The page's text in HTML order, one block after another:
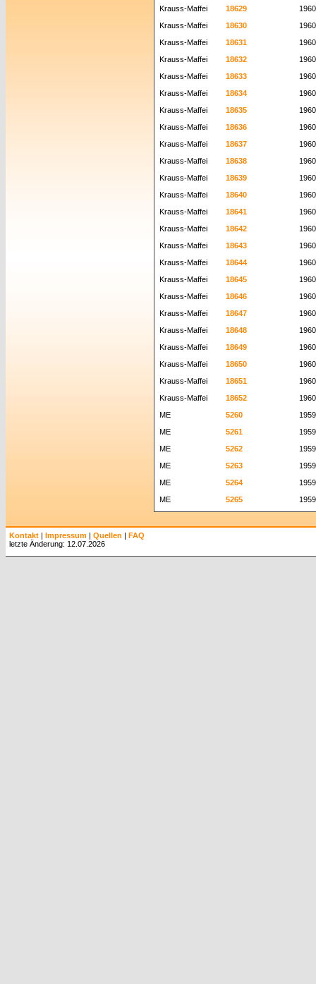
Krauss-Maffei
18629
1960
Krauss-Maffei
18630
1960
Krauss-Maffei
18631
1960
Krauss-Maffei
18632
1960
Krauss-Maffei
18633
1960
Krauss-Maffei
18634
1960
Krauss-Maffei
18635
1960
Krauss-Maffei
18636
1960
Krauss-Maffei
18637
1960
Krauss-Maffei
18638
1960
Krauss-Maffei
18639
1960
Krauss-Maffei
18640
1960
Krauss-Maffei
18641
1960
Krauss-Maffei
18642
1960
Krauss-Maffei
18643
1960
Krauss-Maffei
18644
1960
Krauss-Maffei
18645
1960
Krauss-Maffei
18646
1960
Krauss-Maffei
18647
1960
Krauss-Maffei
18648
1960
Krauss-Maffei
18649
1960
Krauss-Maffei
18650
1960
Krauss-Maffei
18651
1960
Krauss-Maffei
18652
1960
ME
5260
1959
ME
5261
1959
ME
5262
1959
ME
5263
1959
ME
5264
1959
ME
5265 1959
Kontakt | Impressum | Quellen | FAQ
letzte Änderung: 12.07.2026